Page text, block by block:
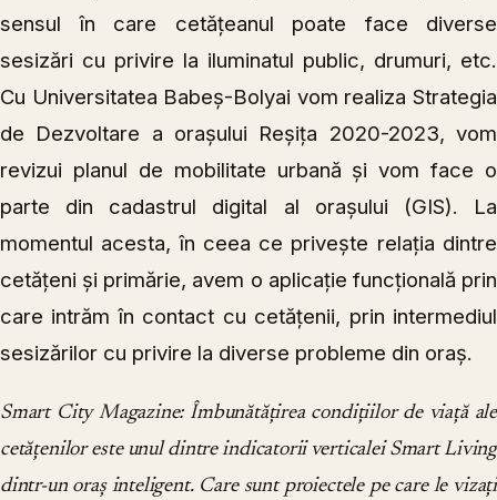
sensul în care cetățeanul poate face diverse
sesizări cu privire la iluminatul public, drumuri, etc.
Cu Universitatea Babeș-Bolyai vom realiza Strategia
de Dezvoltare a orașului Reșița 2020-2023, vom
revizui planul de mobilitate urbană și vom face o
parte din cadastrul digital al orașului (GIS). La
momentul acesta, în ceea ce privește relația dintre
cetățeni și primărie, avem o aplicație funcțională prin
care intrăm în contact cu cetățenii, prin intermediul
sesizărilor cu privire la diverse probleme din oraș.
Smart City Magazine: Îmbunătățirea condițiilor de viață ale
cetățenilor este unul dintre indicatorii verticalei Smart Living
dintr-un oraș inteligent. Care sunt proiectele pe care le vizați